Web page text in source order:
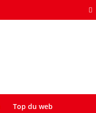
Top du web